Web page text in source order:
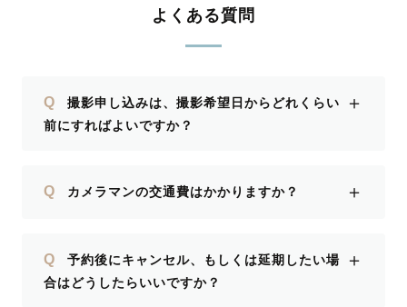
よくある質問
Q
撮影申し込みは、撮影希望日からどれくらい
前にすればよいですか？
＋
Q カメラマンの交通費はかかりますか？ ＋
Q
予約後にキャンセル、もしくは延期したい場
合はどうしたらいいですか？
＋